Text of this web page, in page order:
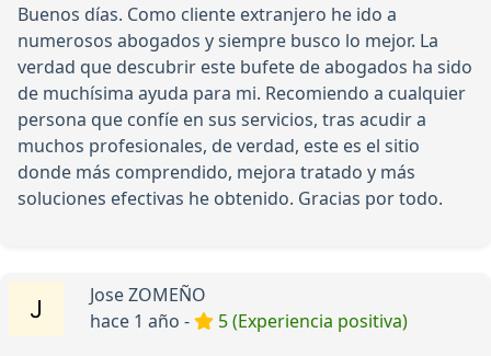
Buenos días. Como cliente extranjero he ido a
numerosos abogados y siempre busco lo mejor. La
verdad que descubrir este bufete de abogados ha sido
de muchísima ayuda para mi. Recomiendo a cualquier
persona que confíe en sus servicios, tras acudir a
muchos profesionales, de verdad, este es el sitio
donde más comprendido, mejora tratado y más
soluciones efectivas he obtenido. Gracias por todo.
Jose ZOMEÑO
hace 1 año -
5 (Experiencia positiva)